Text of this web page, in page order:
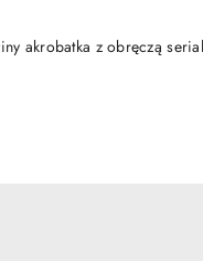
akrobatka z obręczą